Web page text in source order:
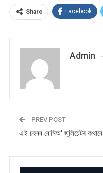
Share Facebook
Admin
PREV POST
এই চহৰৰ ৰোমিঅ’ জুলিয়েটৰ কথাৰে